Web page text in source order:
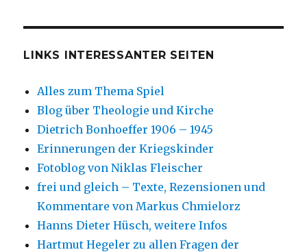
LINKS INTERESSANTER SEITEN
Alles zum Thema Spiel
Blog über Theologie und Kirche
Dietrich Bonhoeffer 1906 – 1945
Erinnerungen der Kriegskinder
Fotoblog von Niklas Fleischer
frei und gleich – Texte, Rezensionen und
Kommentare von Markus Chmielorz
Hanns Dieter Hüsch, weitere Infos
Hartmut Hegeler zu allen Fragen der